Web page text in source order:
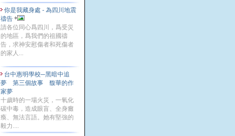
你是我藏身處 - 為四川地震
禱告
請各位同心爲四川，爲受災
的地區，爲我們的祖國禱
告，求神安慰傷者和死傷者
的家人...
台中惠明學校─黑暗中追
夢 第三個故事 馥華的作
家夢
十歲時的一場火災，一氧化
碳中毒，造成眼盲、全身癱
瘓、無法言語。她有堅強的
毅力....